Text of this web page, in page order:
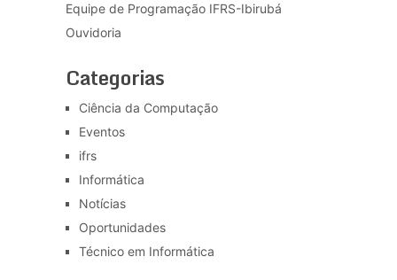
Equipe de Programação IFRS-Ibirubá
Ouvidoria
Categorias
Ciência da Computação
Eventos
ifrs
Informática
Notícias
Oportunidades
Técnico em Informática